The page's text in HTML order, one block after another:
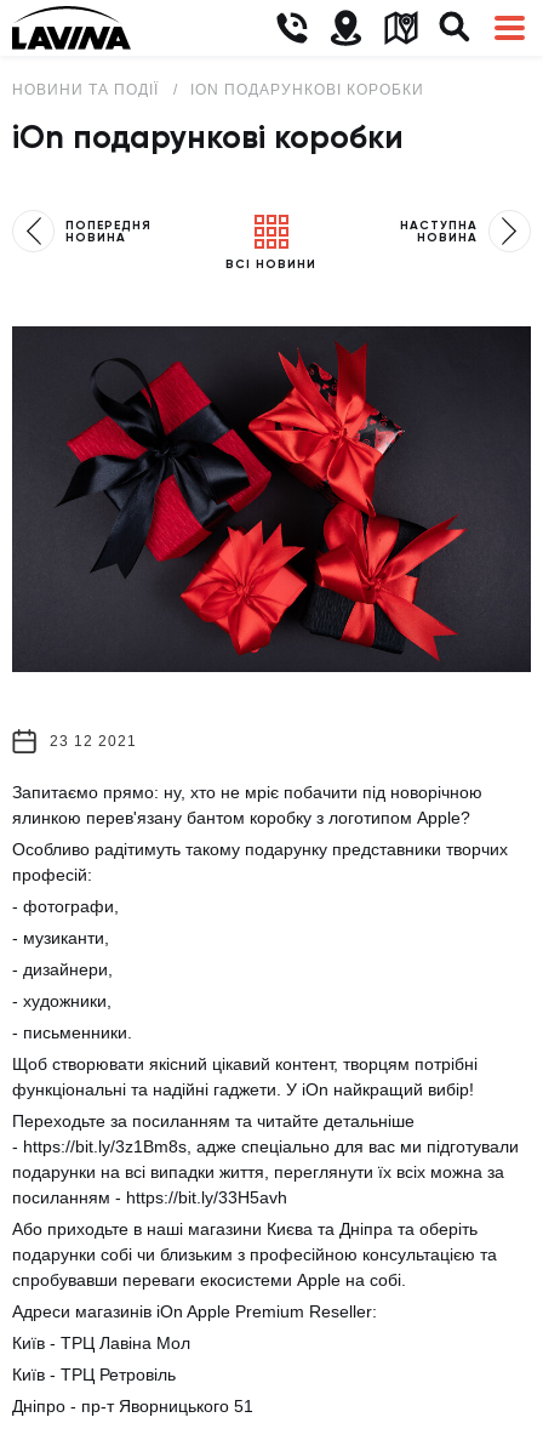
НОВИНИ ТА ПОДІЇ ION ПОДАРУНКОВІ КОРОБКИ
iOn подарункові коробки
ПОПЕРЕДНЯ
НОВИНА
ВСІ НОВИНИ
НАСТУПНА
НОВИНА
23 12 2021
Запитаємо прямо: ну, хто не мріє побачити під новорічною
ялинкою перев'язану бантом коробку з логотипом Apple?
Особливо радітимуть такому подарунку представники творчих
професій:
- фотографи,
- музиканти,
- дизайнери,
- художники,
- письменники.
Щоб створювати якісний цікавий контент, творцям потрібні
функціональні та надійні гаджети. У iOn найкращий вибір!
Переходьте за посиланням та читайте детальніше
- https://bit.ly/3z1Bm8s , адже спеціально для вас ми підготували
подарунки на всі випадки життя, переглянути їх всіх можна за
посиланням - https://bit.ly/33H5avh
Або приходьте в наші магазини Києва та Дніпра та оберіть
подарунки собі чи близьким з професійною консультацією та
спробувавши переваги екосистеми Apple на собі.
Адреси магазинів iOn Apple Premium Reseller:
Київ - ТРЦ Лавіна Мол
Київ - ТРЦ Ретровіль
Дніпро - пр-т Яворницького 51